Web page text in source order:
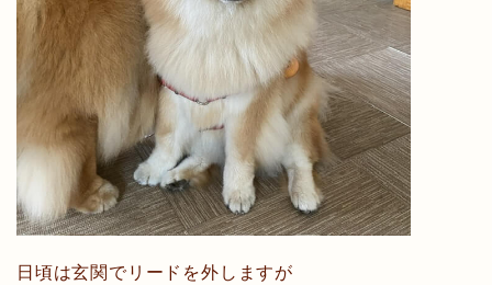
日頃は玄関でリードを外しますが